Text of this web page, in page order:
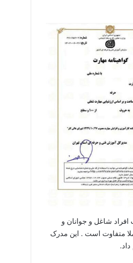
شاغل و جوانان و
متفاوت است . این مدرک